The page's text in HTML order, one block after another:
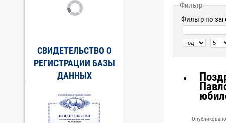
СВИДЕТЕЛЬСТВО О
РЕГИСТРАЦИИ БАЗЫ
ДАННЫХ
Фильтр
Фильтр по